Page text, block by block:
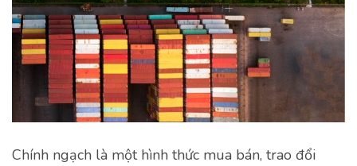
Chính ngạch là một hình thức mua bán, trao đổi